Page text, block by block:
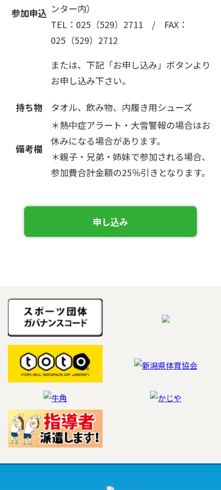
参加申込 ンター内）
TEL：025（529）2711 / FAX：
025（529）2712
または、下記「お申し込み」ボタンより
お申し込み下さい。
持ち物 タオル、飲み物、内履き用シューズ
備考欄
＊熱中症アラート・大雪警報の場合はお
休みになる場合があります。
＊親子・兄弟・姉妹で参加される場合、
参加費合計金額の25％引きとなります。
申し込み